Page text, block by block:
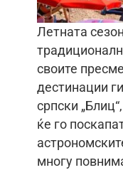
Летната
своите
дестинации
српски
ќе го
многу